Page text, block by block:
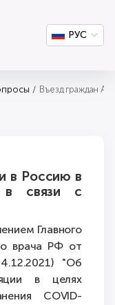
РУС
в Россию в
в связи с
Главного
врача РФ от
"Об
в целях
COVID-